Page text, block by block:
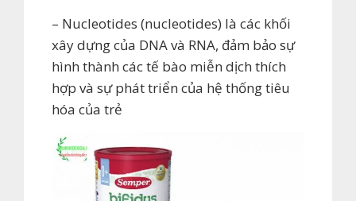
– Nucleotides (nucleotides) là các khối
xây dựng của DNA và RNA, đảm bảo sự
hình thành các tế bào miễn dịch thích
hợp và sự phát triển của hệ thống tiêu
hóa của trẻ